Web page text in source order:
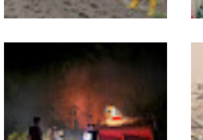
Dukung Swasembada
Pangan, Polsek Entikong
Tanam dan Rawat Jagung
Hibrida di Demplot Entikong
Tapang